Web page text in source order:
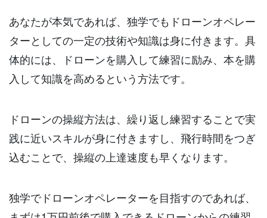
あなたが本気であれば、独学でもドローンオペレー
ターとしての一定の技術や知識は身に付きます。具
体的には、ドローンを購入して練習に励み、本を購
入して知識を高めるという方法です。
ドローンの操縦方法は、繰り返し練習することで実
践に近いスキルが身に付きますし、飛行時間をつぎ
込むことで、操縦の上達速度も早くなります。
独学でドローンオペレーターを目指すのであれば、